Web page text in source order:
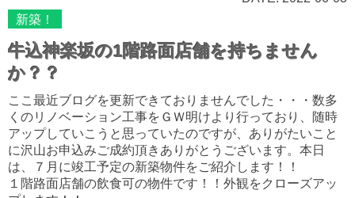
新築！
牛込神楽坂の1階路面店舗を持ちません
か？？
ここ最近ブログを更新できておりませんでした・・・数多
くのリノベーション工事をＧＷ明けより行っており、随時
アップしていこうと思っていたのですが、ありがたいこと
に沢山お申込みご成約頂きありがとうございます。本日
は、７月に竣工予定の新築物件をご紹介します！！
１階路面店舗の飲食可の物件です！！外観をクローズアッ